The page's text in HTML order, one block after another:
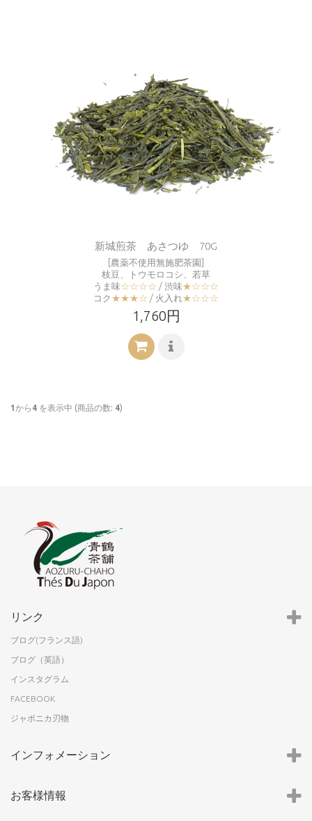
新城煎茶 あさつゆ 70G
[農薬不使用無施肥茶園]
枝豆、トウモロコシ、若草
うま味☆☆☆☆ / 渋味★☆☆☆
コク ★★★☆ / 火入れ★☆☆☆
1,760円
1 から 4 を表示中 (商品の数: 4)
リンク
ブログ(フランス語)
ブログ（英語）
インスタグラム
FACEBOOK
ジャポニカ刃物
インフォメーション
お客様情報